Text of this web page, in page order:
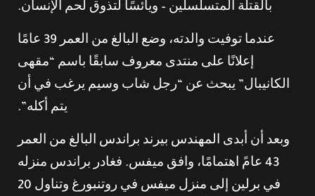
بالقتلة المتسلسلين – ويائسًا لتذوق لحم الإنسان.
عندما توفيت والدته، وضع البالغ من العمر 39 عامًا
إعلانًا على منتدى معروف سابقًا باسم “مقهى
الكانيبال” يبحث عن “رجل شاب وسيم يرغب في أن
يتم أكله”.
وبعد أن أبدى المهندس بيرند براندس البالغ من العمر
43 عامً اهتمامًا، وافق ميفس. فغادر براندس منزله
في برلين إلى منزل ميفس في روتنبورغ وتناول 20